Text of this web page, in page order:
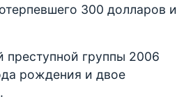
300 долларов и
преступной группы 2006
рождения и двое